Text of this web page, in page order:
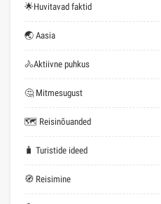
🌟Huvitavad faktid
🌏 Aasia
🚴Aktiivne puhkus
🤔 Mitmesugust
🗺 Reisinõuanded
🧳 Turistide ideed
🧭 Reisimine